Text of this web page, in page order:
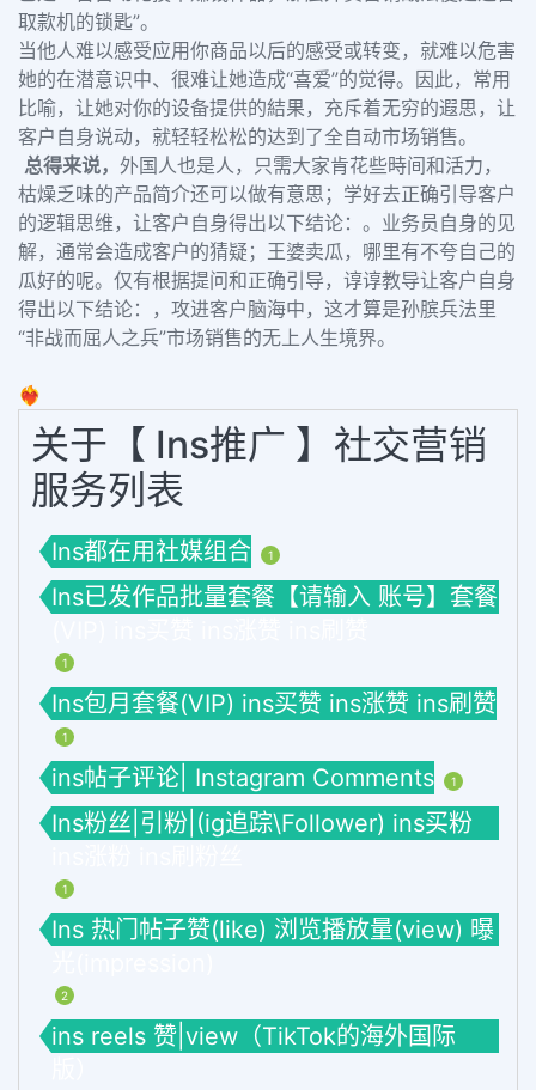
取款机的锁匙”。
当他人难以感受应用你商品以后的感受或转变，就难以危害
她的在潜意识中、很难让她造成“喜爱”的觉得。因此，常用
比喻，让她对你的设备提供的結果，充斥着无穷的遐思，让
客户自身说动，就轻轻松松的达到了全自动市场销售。
总得来说， 外国人也是人，只需大家肯花些時间和活力，
枯燥乏味的产品简介还可以做有意思；学好去正确引导客户
的逻辑思维，让客户自身得出以下结论：。业务员自身的见
解，通常会造成客户的猜疑；王婆卖瓜，哪里有不夸自己的
瓜好的呢。仅有根据提问和正确引导，谆谆教导让客户自身
得出以下结论：，攻进客户脑海中，这才算是孙膑兵法里
“非战而屈人之兵”市场销售的无上人生境界。
❤️‍🔥
关于【 Ins推广 】社交营销
服务列表
Ins都在用社媒组合 1
Ins已发作品批量套餐【请输入 账号】套餐
1
Ins包月套餐(VIP) ins买赞 ins涨赞 ins刷赞
1
ins帖子评论| Instagram Comments 1
Ins粉丝|引粉|(ig追踪\Follower) ins买粉
1
Ins 热门帖子赞(like) 浏览播放量(view) 曝
2
ins reels 赞|view（TikTok的海外国际